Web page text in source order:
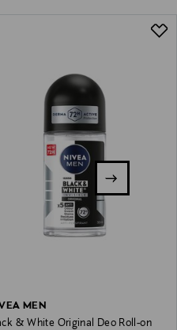
MEN
& White Original Deo Roll-on